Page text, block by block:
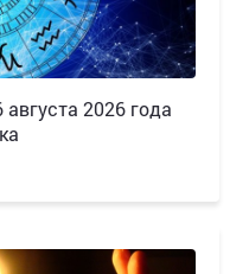
2026 года